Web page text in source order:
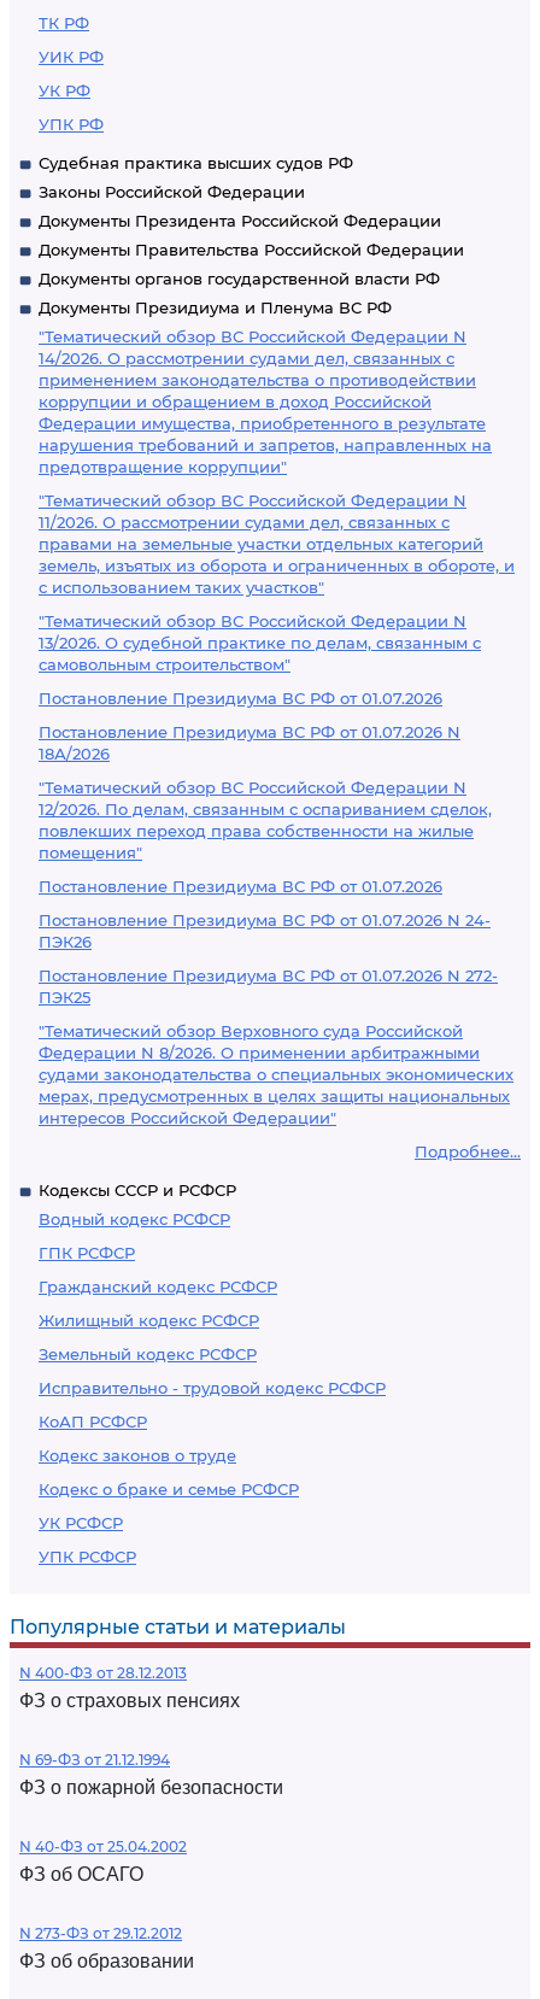
ТК РФ
УИК РФ
УК РФ
УПК РФ
Судебная практика высших судов РФ
Законы Российской Федерации
Документы Президента Российской Федерации
Документы Правительства Российской Федерации
Документы органов государственной власти РФ
Документы Президиума и Пленума ВС РФ
"Тематический обзор ВС Российской Федерации N
14/2026. О рассмотрении судами дел, связанных с
применением законодательства о противодействии
коррупции и обращением в доход Российской
Федерации имущества, приобретенного в результате
нарушения требований и запретов, направленных на
предотвращение коррупции"
"Тематический обзор ВС Российской Федерации N
11/2026. О рассмотрении судами дел, связанных с
правами на земельные участки отдельных категорий
земель, изъятых из оборота и ограниченных в обороте, и
с использованием таких участков"
"Тематический обзор ВС Российской Федерации N
13/2026. О судебной практике по делам, связанным с
самовольным строительством"
Постановление Президиума ВС РФ от 01.07.2026
Постановление Президиума ВС РФ от 01.07.2026 N
18А/2026
"Тематический обзор ВС Российской Федерации N
12/2026. По делам, связанным с оспариванием сделок,
повлекших переход права собственности на жилые
помещения"
Постановление Президиума ВС РФ от 01.07.2026
Постановление Президиума ВС РФ от 01.07.2026 N 24-
ПЭК26
Постановление Президиума ВС РФ от 01.07.2026 N 272-
ПЭК25
"Тематический обзор Верховного суда Российской
Федерации N 8/2026. О применении арбитражными
судами законодательства о специальных экономических
мерах, предусмотренных в целях защиты национальных
интересов Российской Федерации"
Подробнее...
Кодексы СССР и РСФСР
Водный кодекс РСФСР
ГПК РСФСР
Гражданский кодекс РСФСР
Жилищный кодекс РСФСР
Земельный кодекс РСФСР
Исправительно - трудовой кодекс РСФСР
КоАП РСФСР
Кодекс законов о труде
Кодекс о браке и семье РСФСР
УК РСФСР
УПК РСФСР
Популярные статьи и материалы
N 400-ФЗ от 28.12.2013
ФЗ о страховых пенсиях
N 69-ФЗ от 21.12.1994
ФЗ о пожарной безопасности
N 40-ФЗ от 25.04.2002
ФЗ об ОСАГО
N 273-ФЗ от 29.12.2012
ФЗ об образовании